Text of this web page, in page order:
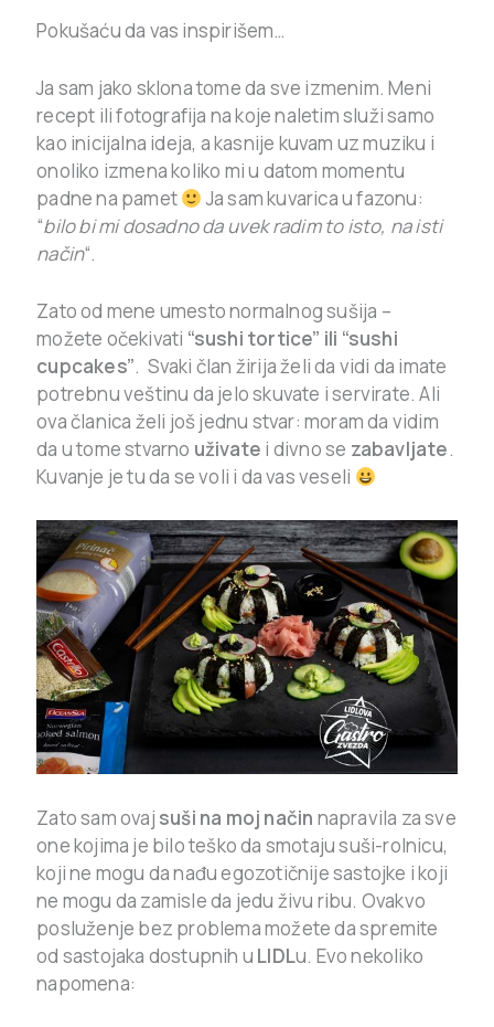
Pokušaću da vas inspirišem…
Ja sam jako sklona tome da sve izmenim. Meni
recept ili fotografija na koje naletim služi samo
kao inicijalna ideja, a kasnije kuvam uz muziku i
onoliko izmena koliko mi u datom momentu
padne na pamet
Ja sam kuvarica u fazonu:
“bilo bi mi dosadno da uvek radim to isto, na isti
način“.
Zato od mene umesto normalnog sušija –
možete očekivati “sushi tortice” ili “sushi
cupcakes”. Svaki član žirija želi da vidi da imate
potrebnu veštinu da jelo skuvate i servirate. Ali
ova članica želi još jednu stvar: moram da vidim
da u tome stvarno uživate i divno se zabavljate.
Kuvanje je tu da se voli i da vas veseli
Zato sam ovaj suši na moj način napravila za sve
one kojima je bilo teško da smotaju suši-rolnicu,
koji ne mogu da nađu egozotičnije sastojke i koji
ne mogu da zamisle da jedu živu ribu. Ovakvo
posluženje bez problema možete da spremite
od sastojaka dostupnih u LIDLu. Evo nekoliko
napomena: